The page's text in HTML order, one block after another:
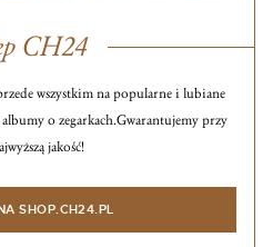
CH24
wszystkim na popularne i lubiane
o zegarkach.Gwarantujemy przy
jakość!
SHOP.CH24.PL